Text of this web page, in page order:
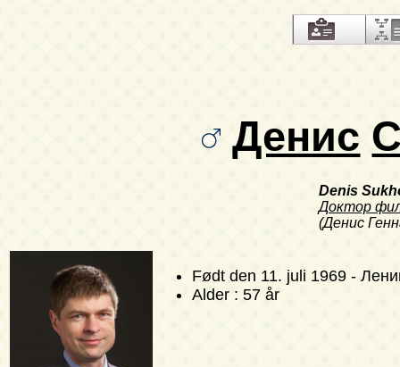
Денис
Denis
Доктор
(Денис
Født den 11. juli 1969 -
Alder : 57 år